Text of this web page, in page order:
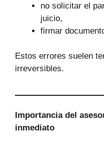
no solicitar el
juicio,
firmar
Estos errores suelen
irreversibles.
Importancia del
inmediato